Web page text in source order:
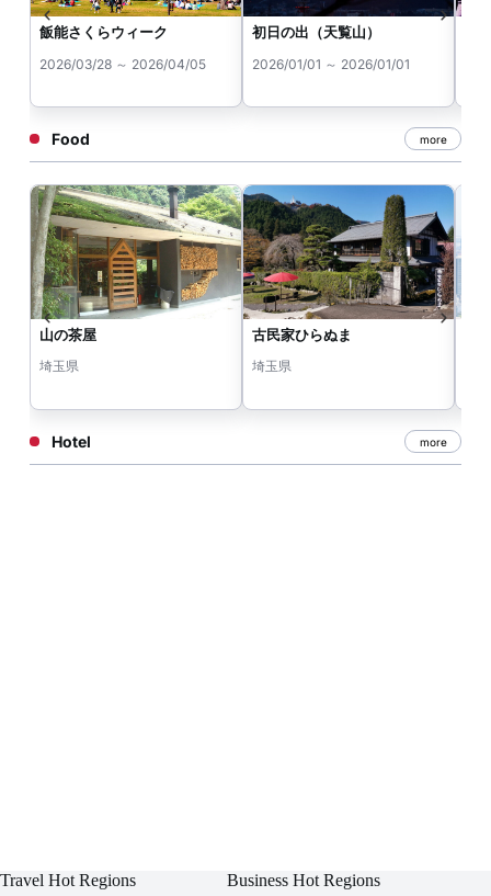
飯能さくらウィーク
2026/03/28 ～ 2026/04/05
初日の出（天覧山）
2026/01/01 ～ 2026/01/01
Food more
山の茶屋
埼玉県
古民家ひらぬま
埼玉県
Hotel more
Travel Hot Regions Business Hot Regions